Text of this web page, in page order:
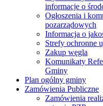
informacje o
Ogłoszenia i
pozarządowych
Informacja o
Strefy ochronne
Zakup węgla
Komunikaty
Gminy
Plan ogólny gminy
Zamówienia Publiczne
Zamówienia